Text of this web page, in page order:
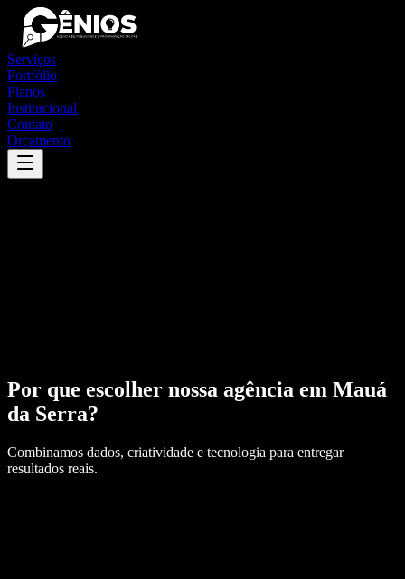
Serviços
Portfólio
Planos
Institucional
Contato
Orçamento
Por que escolher nossa agência em Mauá
da Serra?
Combinamos dados, criatividade e tecnologia para entregar
resultados reais.